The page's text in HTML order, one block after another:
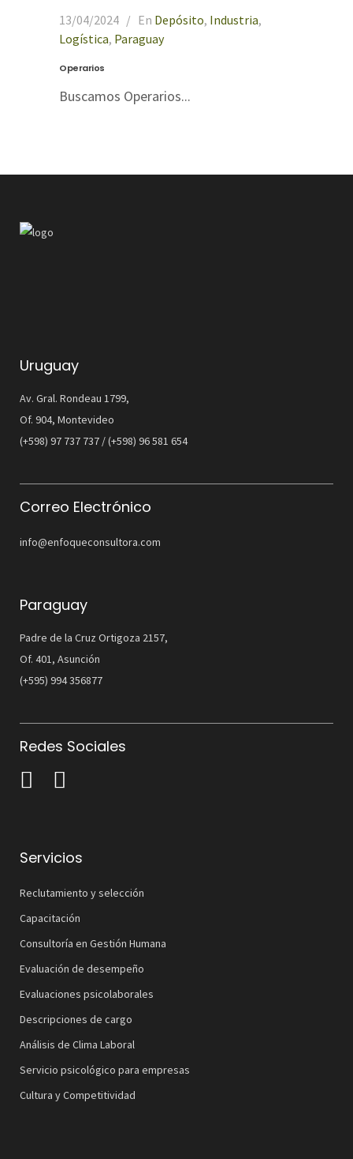
13/04/2024 En Depósito, Industria,
Logística, Paraguay
Operarios
Buscamos Operarios...
Uruguay
Av. Gral. Rondeau 1799,
Of. 904, Montevideo
(+598) 97 737 737 / (+598) 96 581 654
Correo Electrónico
info@enfoqueconsultora.com
Paraguay
Padre de la Cruz Ortigoza 2157,
Of. 401, Asunción
(+595) 994 356877
Redes Sociales
Servicios
Reclutamiento y selección
Capacitación
Consultoría en Gestión Humana
Evaluación de desempeño
Evaluaciones psicolaborales
Descripciones de cargo
Análisis de Clima Laboral
Servicio psicológico para empresas
Cultura y Competitividad